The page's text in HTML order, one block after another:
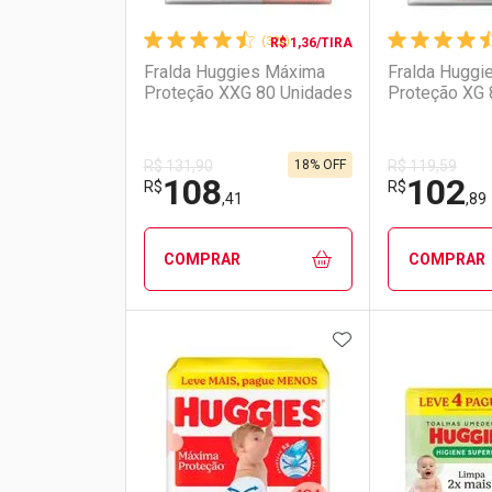
(328)
R$ 1,36/TIRA
Fralda Huggies Máxima
Proteção XXG 80 Unidades
R$ 131,90
R$108,41
18% OFF
COMPRAR
Laboratório
Por Menos
Fralda
Proteção XG
R$ 119,59
R$102,89
COMPRAR
Por
ADICIONAR AOS